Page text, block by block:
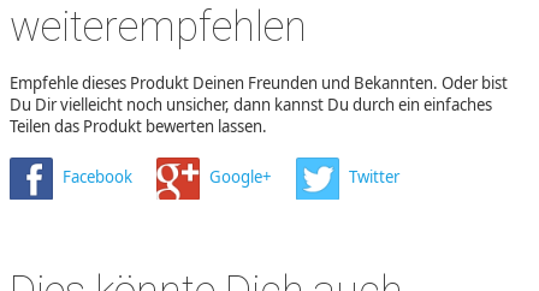
weiterempfehlen
Empfehle dieses Produkt Deinen Freunden und Bekannten. Oder bist
Du Dir vielleicht noch unsicher, dann kannst Du durch ein einfaches
Teilen das Produkt bewerten lassen.
Facebook Google+ Twitter